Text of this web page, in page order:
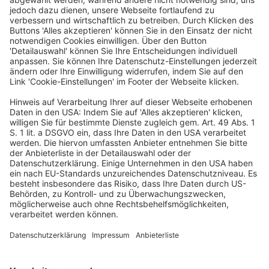
1. Die für eine Verjährungsunterbrechung nach
§ 231
Abs. 1 Satz 1 Nr. 7 AOerforderliche Außenwirkung liegt
auch dann vor, wenn die Finanzbehörde durch eine
BZSt-Online-Anfrage direkt auf die IdNr.-Datenbank
zugreift.
2. Zuständigkeitsmängel hindern die
Unterbrechungswirkung einer Ermittlungsmaßnahme
nicht. Ob die Finanzbehörde, welche die Maßnahme
durchgeführt hat, örtlich zuständig war, hat keinen
Einfluss auf die Wirksamkeit der Maßnahme in Bezug auf
die Verjährungsunterbrechung.
(Amtliche Leitsätze)
Volltext BB-Online BBL2022-788-2